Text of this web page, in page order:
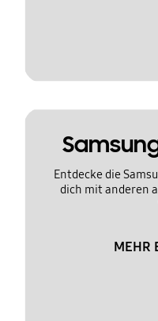
Entdecke die
dich mit anderen
MEHR